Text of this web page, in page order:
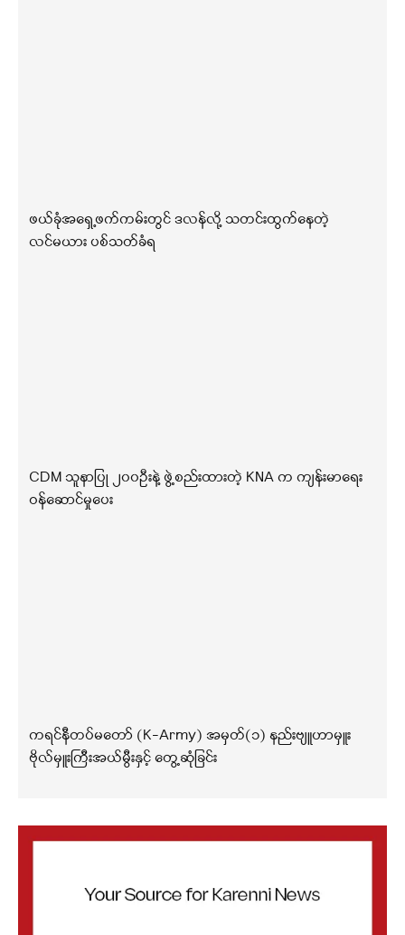
ဖယ်ခုံအရှေ့ဖက်ကမ်းတွင် ဒလန်လို့ သတင်းထွက်နေတဲ့
လင်မယား ပစ်သတ်ခံရ
CDM သူနာပြု ၂၀၀ဦးနဲ့ ဖွဲ့စည်းထားတဲ့ KNA က ကျန်းမာရေး
ဝန်ဆောင်မှုပေး
ကရင်နီတပ်မတော် (K-Army) အမှတ်(၁) နည်းဗျူဟာမှူး
ဗိုလ်မှူးကြီးအယ်မွီးနှင့် တွေ့ဆုံခြင်း